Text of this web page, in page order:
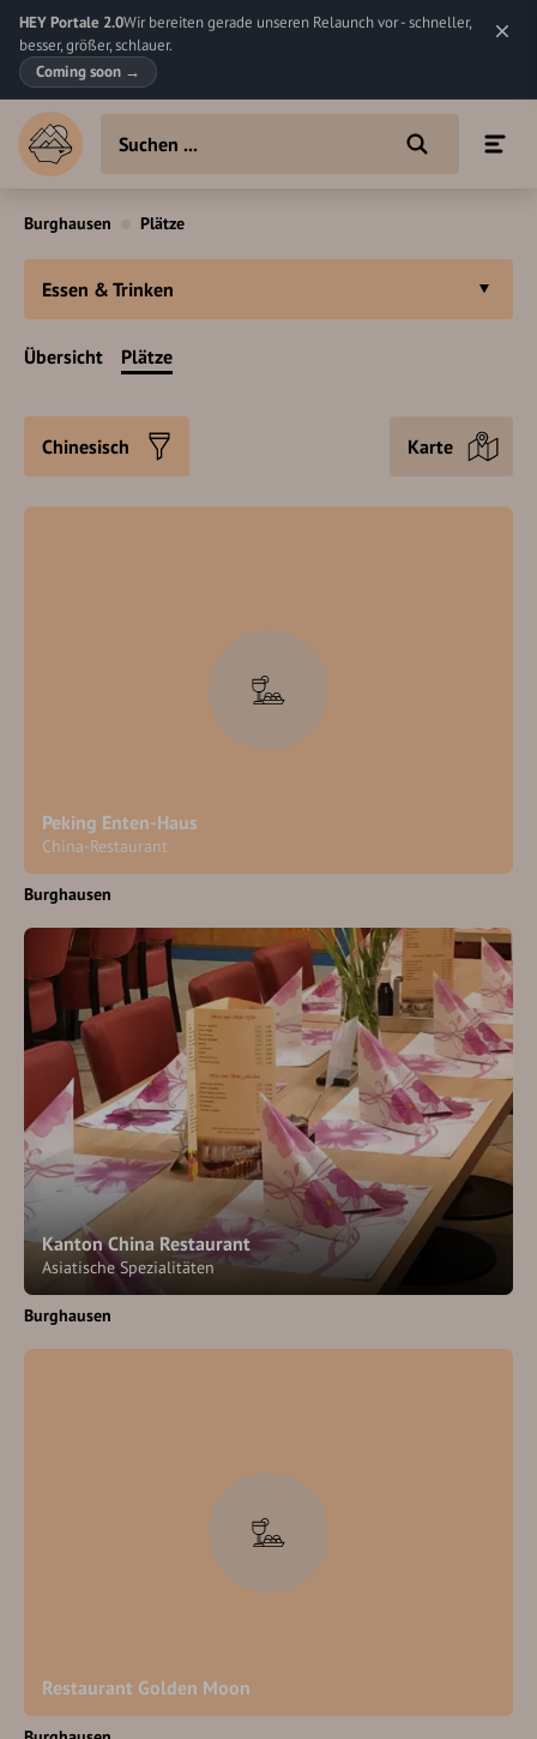
HEY Portale 2.0Wir bereiten gerade unseren Relaunch vor - schneller,
besser, größer, schlauer.
Coming soon →
Burghausen Plätze
Essen & Trinken
Übersicht Plätze
Chinesisch Karte
Peking Enten-Haus
China-Restaurant
Burghausen
Kanton China Restaurant
Asiatische Spezialitäten
Burghausen
Restaurant Golden Moon